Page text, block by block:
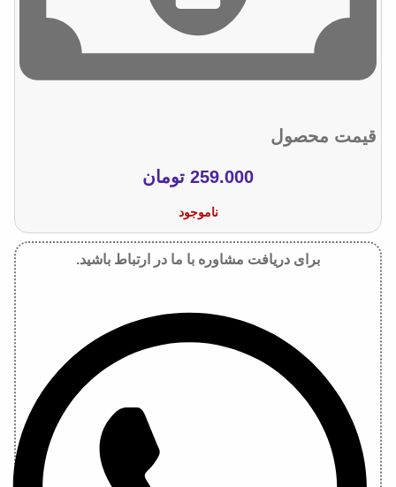
قیمت محصول
259.000 تومان
ناموجود
برای دریافت مشاوره با ما در ارتباط باشید.